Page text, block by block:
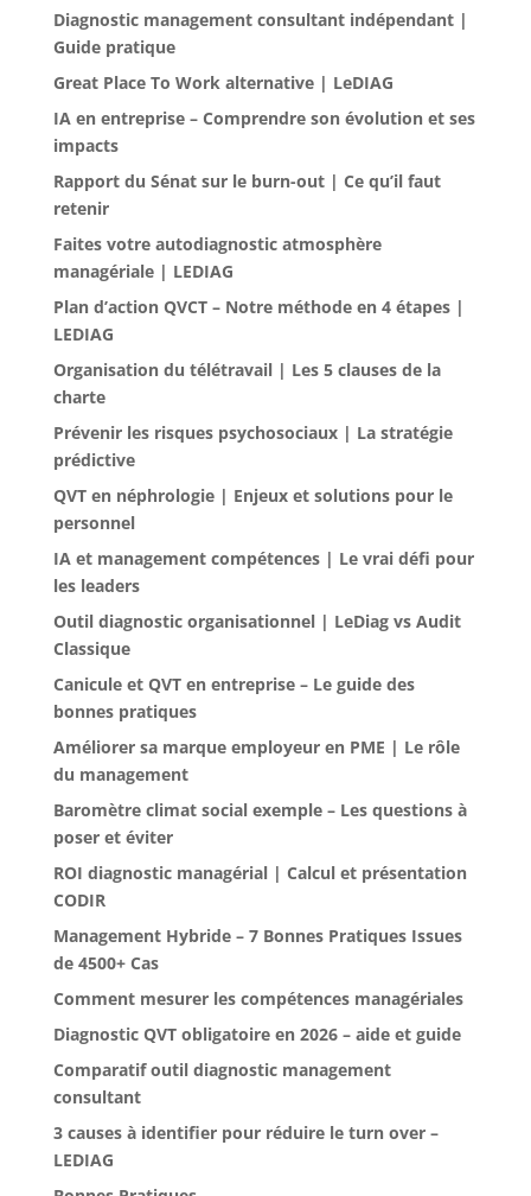
Diagnostic management consultant indépendant |
Guide pratique
Great Place To Work alternative | LeDIAG
IA en entreprise – Comprendre son évolution et ses
impacts
Rapport du Sénat sur le burn-out | Ce qu’il faut
retenir
Faites votre autodiagnostic atmosphère
managériale | LEDIAG
Plan d’action QVCT – Notre méthode en 4 étapes |
LEDIAG
Organisation du télétravail | Les 5 clauses de la
charte
Prévenir les risques psychosociaux | La stratégie
prédictive
QVT en néphrologie | Enjeux et solutions pour le
personnel
IA et management compétences | Le vrai défi pour
les leaders
Outil diagnostic organisationnel | LeDiag vs Audit
Classique
Canicule et QVT en entreprise – Le guide des
bonnes pratiques
Améliorer sa marque employeur en PME | Le rôle
du management
Baromètre climat social exemple – Les questions à
poser et éviter
ROI diagnostic managérial | Calcul et présentation
CODIR
Management Hybride – 7 Bonnes Pratiques Issues
de 4500+ Cas
Comment mesurer les compétences managériales
Diagnostic QVT obligatoire en 2026 – aide et guide
Comparatif outil diagnostic management
consultant
3 causes à identifier pour réduire le turn over –
LEDIAG